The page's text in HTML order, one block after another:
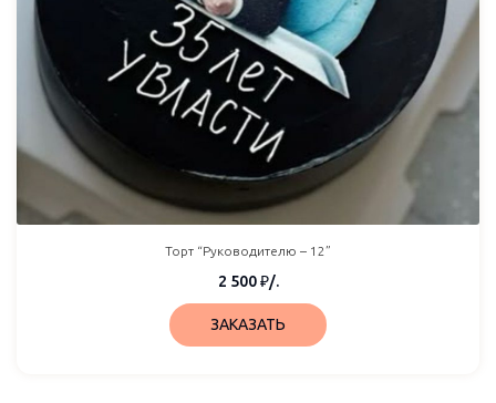
Торт “Руководителю – 12”
2 500₽/.
ЗАКАЗАТЬ